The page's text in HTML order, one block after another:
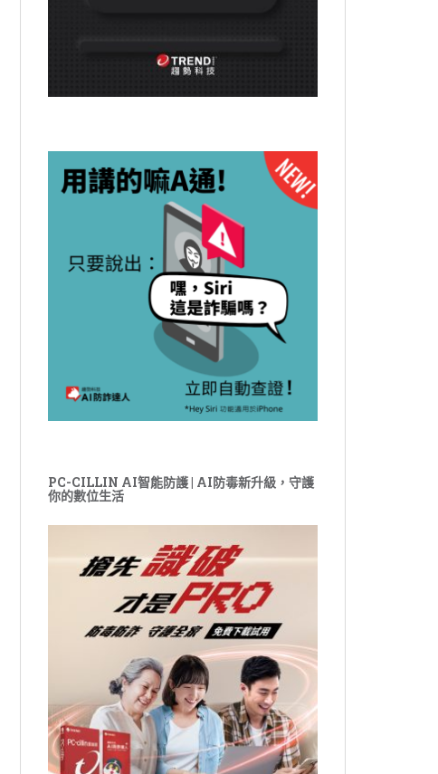
PC-CILLIN AI智能防護 | AI防毒新升級，守護
你的數位生活